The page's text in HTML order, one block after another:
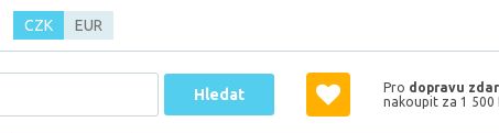
CZK EUR
Hledat Pro dopravu
nakoupit za 1 500